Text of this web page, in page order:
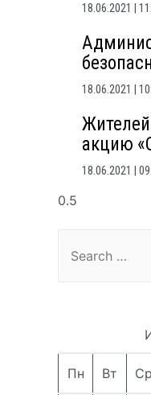
18.06.2021
18.06.2021
акцию
18.06.2021
Пн Вт Ср